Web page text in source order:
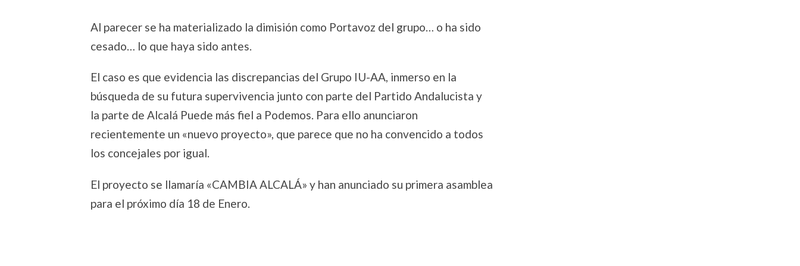
Al parecer se ha materializado la dimisión como Portavoz del grupo… o ha sido
cesado… lo que haya sido antes.
El caso es que evidencia las discrepancias del Grupo IU-AA, inmerso en la
búsqueda de su futura supervivencia junto con parte del Partido Andalucista y
la parte de Alcalá Puede más fiel a Podemos. Para ello anunciaron
recientemente un «nuevo proyecto», que parece que no ha convencido a todos
los concejales por igual.
El proyecto se llamaría «CAMBIA ALCALÁ» y han anunciado su primera asamblea
para el próximo día 18 de Enero.